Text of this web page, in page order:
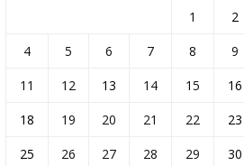
1 2
4
5 6 7 8 9
11
12 13 14 15 16
18
19 20 21 22 23
25
26 27 28 29
30